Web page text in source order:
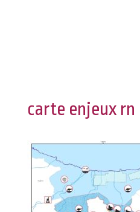
carte enjeux rn